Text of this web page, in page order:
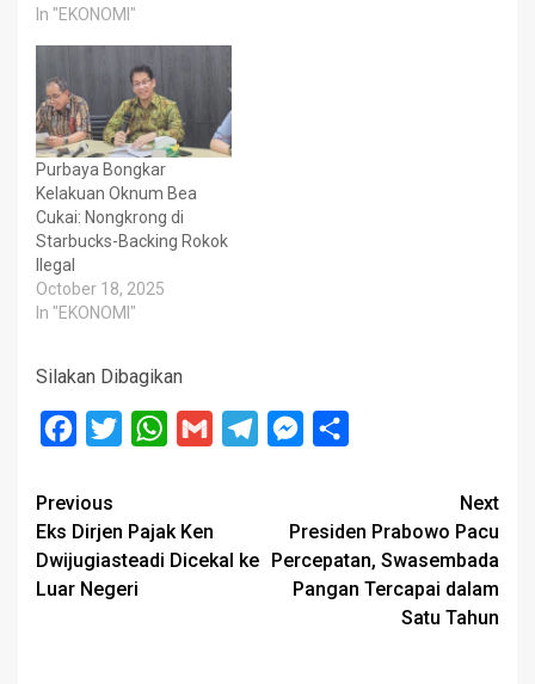
In "EKONOMI"
Purbaya Bongkar
Kelakuan Oknum Bea
Cukai: Nongkrong di
Starbucks-Backing Rokok
Ilegal
October 18, 2025
In "EKONOMI"
Silakan Dibagikan
Facebook
Twitter WhatsApp
Gmail TelegramMessenger
Post
navigation
Previous
Eks Dirjen Pajak Ken
Dwijugiasteadi Dicekal ke
Luar Negeri
Next
Presiden Prabowo Pacu
Percepatan, Swasembada
Pangan Tercapai dalam
Satu Tahun